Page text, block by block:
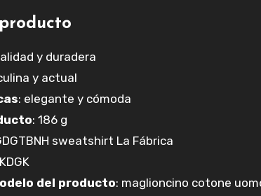
y duradera
y actual
: elegante y cómoda
: 186 g
sweatshirt La Fábrica
del producto: maglioncino cotone